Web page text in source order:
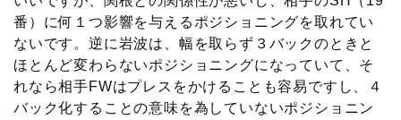
番）に何１つ影響を与えるポジショニングを取れてい
ないです。逆に岩波は、幅を取らず３バックのときと
ほとんど変わらないポジショニングになっていて、そ
れなら相手FWはプレスをかけることも容易ですし、４
バック化することの意味を為していないポジショニン